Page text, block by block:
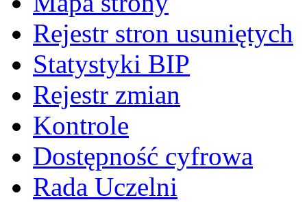
Rejestr stron usuniętych
Statystyki BIP
Rejestr zmian
Kontrole
Dostępność cyfrowa
Rada Uczelni